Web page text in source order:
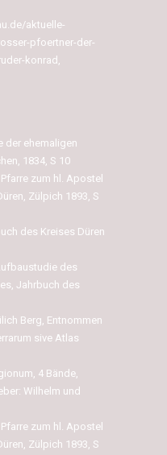
aktuelle-
pfoertner-der-
konrad,
der ehemaligen
1834, S 10
zum hl. Apostel
Zülpich 1893, S
des Kreises Düren
des
Jahrbuch des
Berg, Entnommen
sive Atlas
4 Bände,
Wilhelm und
zum hl. Apostel
Zülpich 1893, S